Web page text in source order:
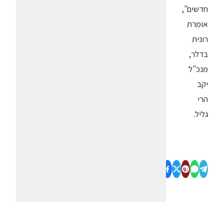
חדשים",
אומרת
רונית
בדלר,
מנכ"ל
יקב
הרי
גליל.